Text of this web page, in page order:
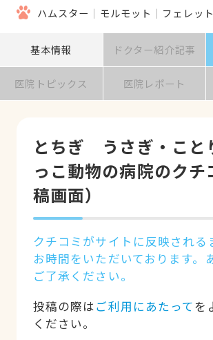
ハムスター
モルモット フェレット
基本情報 ドクター紹介記事
医院トピックス 医院レポート
とちぎ　うさぎ・こと
っこ動物の病院のクチ
稿画面）
クチコミがサイトに反映される
お時間をいただいております。
ご了承ください。
投稿の際はご利用にあたってを
ください。